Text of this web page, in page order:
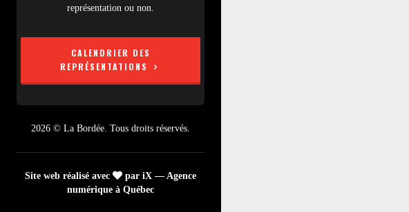
représentation ou non.
CALENDRIER DES
REPRÉSENTATIONS
2026 © La Bordée. Tous droits réservés.
Site web réalisé avec
par iX — Agence
numérique à Québec